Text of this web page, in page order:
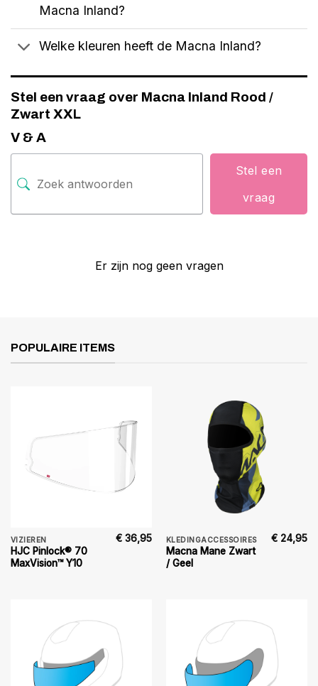
Macna Inland?
Welke kleuren heeft de Macna Inland?
Stel een vraag over Macna Inland Rood /
Zwart XXL
V & A
Stel een
vraag
Er zijn nog geen vragen
POPULAIRE ITEMS
VIZIEREN
HJC Pinlock® 70
MaxVision™ Y10
€ 36,95 KLEDINGACCESSOIRES
Macna Mane Zwart
/ Geel
€ 24,95